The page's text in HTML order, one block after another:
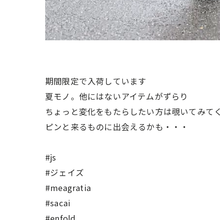
期間限定で入荷しています
夏モノ。他にはないアイテムがずらり
ちょっと変化をもたらしたい方は覗いてみて
ピンと来るものに出会えるかも・・・
#js
#ジェイズ
#meagratia
#sacai